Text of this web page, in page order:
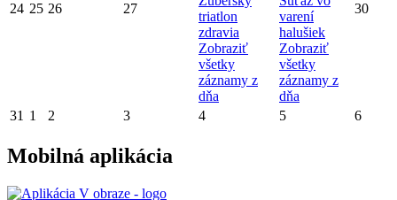
24 25 26 27
triatlon
zdravia
Zobraziť
všetky
záznamy z
dňa
varení
halušiek
Zobraziť
všetky
záznamy z
dňa
30
31 1 2 3 4 5 6
Mobilná aplikácia